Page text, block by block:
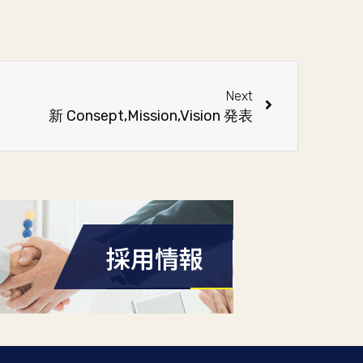
Next
新 Consept,Mission,Vision 発表
採用情報